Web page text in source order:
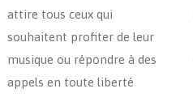
attire tous ceux qui
souhaitent profiter de leur
musique ou répondre à des
appels en toute liberté